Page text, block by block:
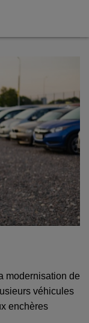
modernisation de
véhicules
enchères